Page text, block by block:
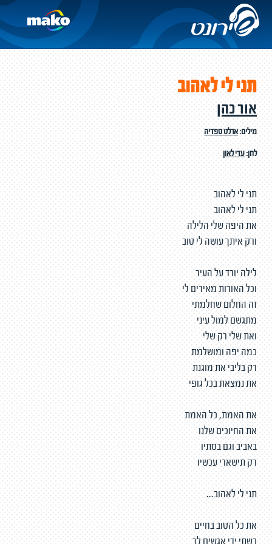
תני לי לאהוב
אור כהן
מילים:ארלט ספדיה
לחן:עדי לאון
תני לי לאהוב
תני לי לאהוב
את היפה שלי הלילה
ורק איתך עושה לי טוב
לילה יורד על העיר
וכל האורות מאירים לי
זה החלום שחלמתי
מתגשם למול עיני
ואת שלי רק שלי
כמה יפה ומושלמת
רק בליבי את מוגנת
את נמצאת בכל גופי
את האמת, כל האמת
את החיוכים שלנו
באביב וגם בסתיו
רק תישארי עכשיו
תני לי לאהוב...
את כל הטוב בחיים